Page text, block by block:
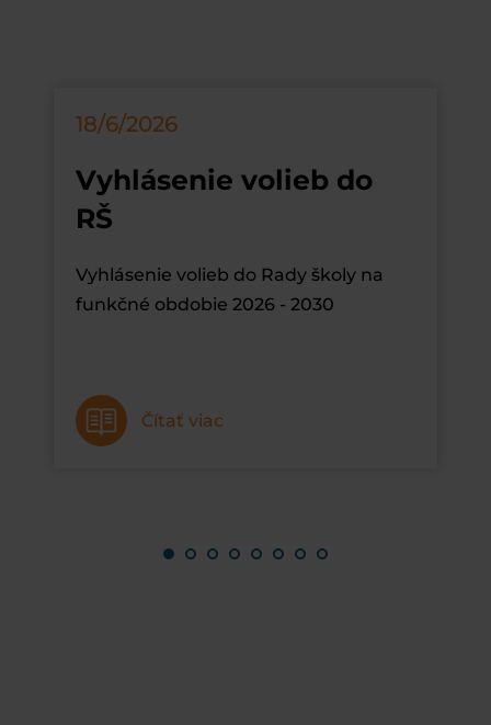
18/6/2026
Vyhlásenie volieb do
RŠ
Vyhlásenie volieb do Rady školy na
funkčné obdobie 2026 - 2030
Čítať viac